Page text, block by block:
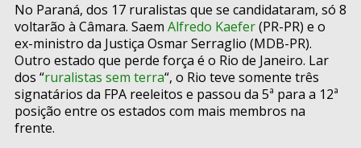
No Paraná, dos 17 ruralistas que se candidataram, só 8
voltarão à Câmara. Saem Alfredo Kaefer(PR-PR) e o
ex-ministro da Justiça Osmar Serraglio (MDB-PR).
Outro estado que perde força é o Rio de Janeiro. Lar
dos “ruralistas sem terra“, o Rio teve somente três
signatários da FPA reeleitos e passou da 5ª para a 12ª
posição entre os estados com mais membros na
frente.